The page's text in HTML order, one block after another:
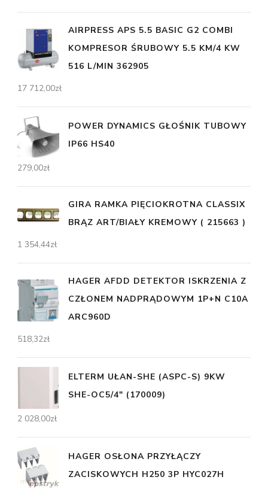
AIRPRESS APS 5.5 BASIC G2 COMBI
KOMPRESOR ŚRUBOWY 5.5 KM/4 KW
516 L/MIN 362905
17 712,00zł
POWER DYNAMICS GŁOŚNIK TUBOWY
IP66 HS40
279,00zł
GIRA RAMKA PIĘCIOKROTNA CLASSIX
BRĄZ ART/BIAŁY KREMOWY ( 215663 )
1 354,44zł
HAGER AFDD DETEKTOR ISKRZENIA Z
CZŁONEM NADPRĄDOWYM 1P+N C10A
ARC960D
518,32zł
ELTERM UŁAN-SHE (ASPC-S) 9KW
SHE-OC5/4" (170009)
2 028,00zł
HAGER OSŁONA PRZYŁĄCZY
ZACISKOWYCH H250 3P HYC027H